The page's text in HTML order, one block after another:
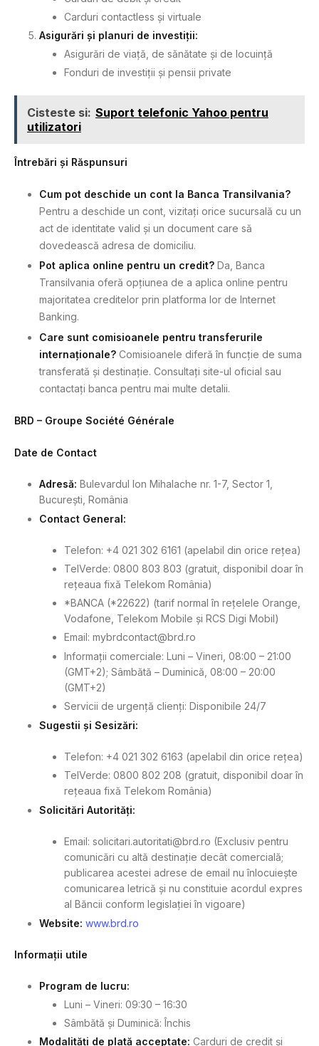
Carduri contactless și virtuale
Asigurări și planuri de investiții:
Asigurări de viață, de sănătate și de locuință
Fonduri de investiții și pensii private
Cisteste si: Suport telefonic Yahoo pentru
utilizatori
Întrebări și Răspunsuri
Cum pot deschide un cont la Banca Transilvania?
Pentru a deschide un cont, vizitați orice sucursală cu un
act de identitate valid și un document care să
dovedească adresa de domiciliu.
Pot aplica online pentru un credit? Da, Banca
Transilvania oferă opțiunea de a aplica online pentru
majoritatea creditelor prin platforma lor de Internet
Banking.
Care sunt comisioanele pentru transferurile
internaționale? Comisioanele diferă în funcție de suma
transferată și destinație. Consultați site-ul oficial sau
contactați banca pentru mai multe detalii.
BRD – Groupe Société Générale
Date de Contact
Adresă: Bulevardul Ion Mihalache nr. 1-7, Sector 1,
București, România
Contact General:
Telefon: +4 021 302 6161 (apelabil din orice rețea)
TelVerde: 0800 803 803 (gratuit, disponibil doar în
rețeaua fixă Telekom România)
*BANCA (*22622) (tarif normal în rețelele Orange,
Vodafone, Telekom Mobile și RCS Digi Mobil)
Email: mybrdcontact@brd.ro
Informații comerciale: Luni – Vineri, 08:00 – 21:00
(GMT+2); Sâmbătă – Duminică, 08:00 – 20:00
(GMT+2)
Servicii de urgență clienți: Disponibile 24/7
Sugestii și Sesizări:
Telefon: +4 021 302 6163 (apelabil din orice rețea)
TelVerde: 0800 802 208 (gratuit, disponibil doar în
rețeaua fixă Telekom România)
Solicitări Autorități:
Email: solicitari.autoritati@brd.ro (Exclusiv pentru
comunicări cu altă destinație decât comercială;
publicarea acestei adrese de email nu înlocuiește
comunicarea letrică și nu constituie acordul expres
al Băncii conform legislației în vigoare)
Website: www.brd.ro
Informații utile
Program de lucru:
Luni – Vineri: 09:30 – 16:30
Sâmbătă și Duminică: Închis
Modalități de plată acceptate: Carduri de credit și